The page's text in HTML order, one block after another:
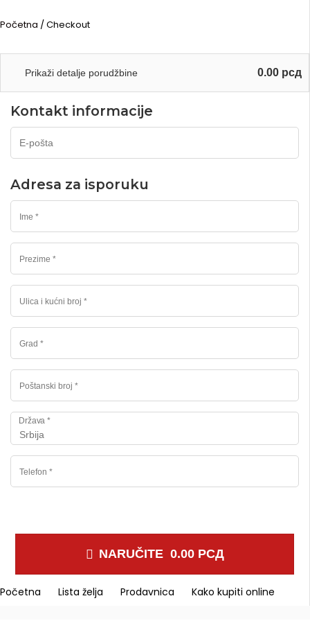
Početna / Checkout
Prikaži detalje porudžbine 0.00 рсд
Kontakt informacije
Adresa za isporuku
Država*
Srbija
NARUČITE 0.00 РСД
Početna Lista želja Prodavnica Kako kupiti online